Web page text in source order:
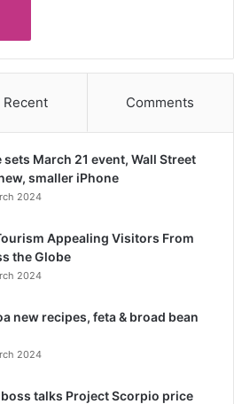
Recent Comments
sets March 21 event, Wall Street
smaller iPhone
2024
Appealing Visitors From
the Globe
2024
new recipes, feta & broad bean
2024
talks Project Scorpio price